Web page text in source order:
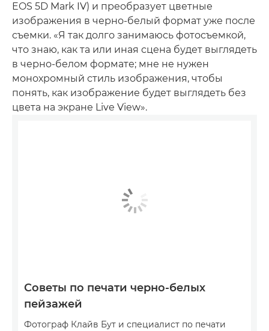
EOS 5D Mark IV) и преобразует цветные
изображения в черно-белый формат уже после
съемки. «Я так долго занимаюсь фотосъемкой,
что знаю, как та или иная сцена будет выглядеть
в черно-белом формате; мне не нужен
монохромный стиль изображения, чтобы
понять, как изображение будет выглядеть без
цвета на экране Live View».
Советы по печати черно-белых
пейзажей
Фотограф Клайв Бут и специалист по печати